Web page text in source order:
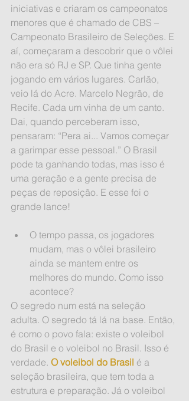
iniciativas e criaram os campeonatos
menores que é chamado de CBS –
Campeonato Brasileiro de Seleções. E
aí, começaram a descobrir que o vôlei
não era só RJ e SP. Que tinha gente
jogando em vários lugares. Carlão,
veio lá do Acre. Marcelo Negrão, de
Recife. Cada um vinha de um canto.
Dai, quando perceberam isso,
pensaram: “Pera ai... Vamos começar
a garimpar esse pessoal.” O Brasil
pode ta ganhando todas, mas isso é
uma geração e a gente precisa de
peças de reposição. E esse foi o
grande lance!
O tempo passa, os jogadores
mudam, mas o vôlei brasileiro
ainda se mantem entre os
melhores do mundo. Como isso
acontece?
O segredo num está na seleção
adulta. O segredo tá lá na base. Então,
é como o povo fala: existe o voleibol
do Brasil e o voleibol no Brasil. Isso é
verdade. O voleibol do Brasil é a
seleção brasileira, que tem toda a
estrutura e preparação. Já o voleibol